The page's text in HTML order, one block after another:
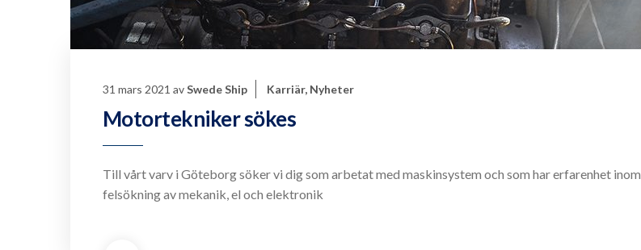
31 mars 2021 avSwede Ship Karriär, Nyheter
Motortekniker sökes
Till vårt varv i Göteborg söker vi dig som arbetat med maskinsystem och som har erfarenhet inom
felsökning av mekanik, el och elektronik